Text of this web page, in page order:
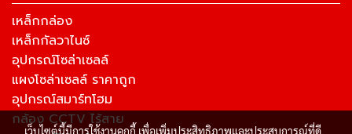
เหล็กกล่อง
เหล็กกัลวาไนซ์
อุปกรณ์โซล่าเซลล์
แผงโซล่าเซลล์ ราคาถูก
อุปกรณ์สมาร์ทโฮม
กล้อง CCTV ไร้สาย
เว็บไซต์นี้มีการใช้งานคุกกี้ เพื่อเพิ่มประสิทธิภาพและประสบการณ์ที่ดี